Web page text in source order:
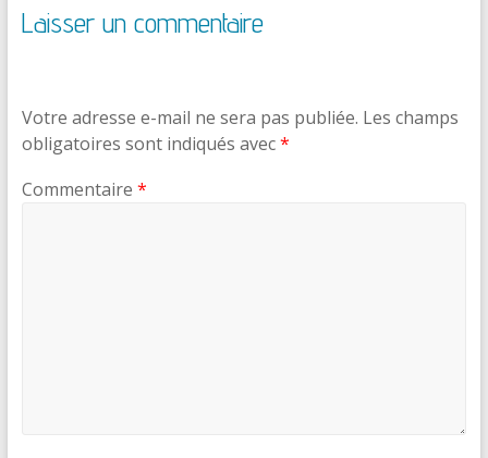
Laisser un commentaire
Votre adresse e-mail ne sera pas publiée. Les champs
obligatoires sont indiqués avec*
Commentaire *